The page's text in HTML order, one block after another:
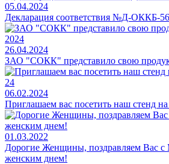
05.04.2024
Декларация соответствия №Д-ОККБ-
26.04.2024
ЗАО "СОКК" представило свою
06.02.2024
Приглашаем вас посетить наш стенд
01.03.2022
Дорогие Женщины, поздравляем Вас
женским днем!